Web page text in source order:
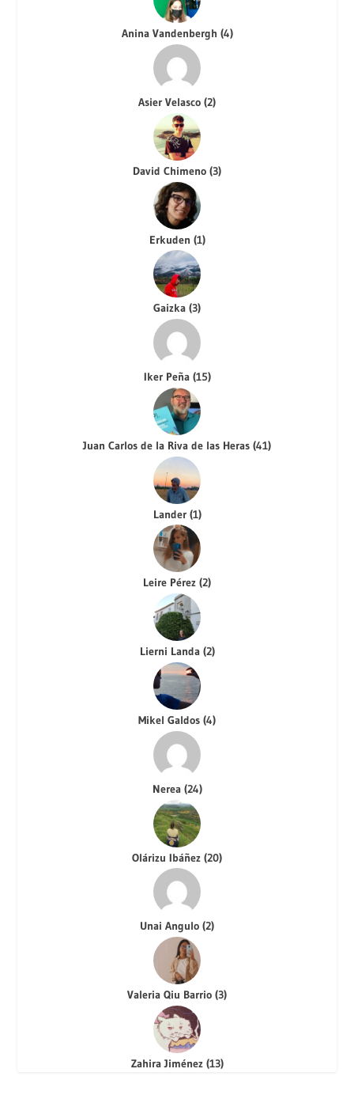
Anina Vandenbergh (4)
Asier Velasco (2)
David Chimeno (3)
Erkuden (1)
Gaizka (3)
Iker Peña (15)
Juan Carlos de la Riva de las Heras (41)
Lander (1)
Leire Pérez (2)
Lierni Landa (2)
Mikel Galdos (4)
Nerea (24)
Olárizu Ibáñez (20)
Unai Angulo (2)
Valeria Qiu Barrio (3)
Zahira Jiménez (13)